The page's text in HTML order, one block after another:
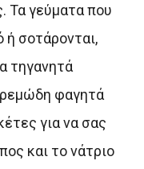
Τα γεύματα που
ή σοτάρονται,
τηγανητά
φαγητά
για να σας
και το νάτριο